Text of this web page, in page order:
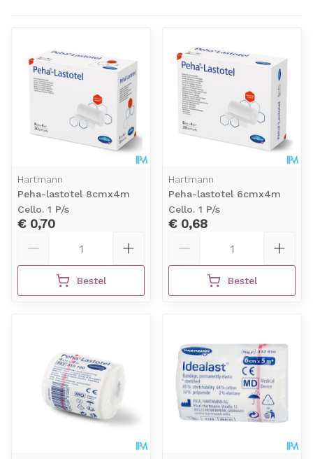
Hartmann
Peha-lastotel 8cmx4m
Cello. 1 P/s
€ 0,70
Bestel
Hartmann
Peha-lastotel 6cmx4m
Cello. 1 P/s
€ 0,68
Bestel